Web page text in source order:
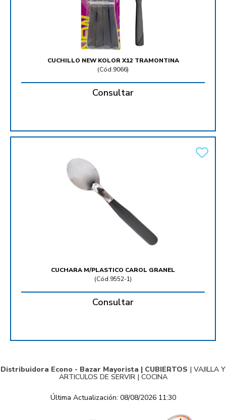
CUCHILLO NEW KOLOR X12 TRAMONTINA
(Cód.9066)
Consultar
CUCHARA M/PLASTICO CAROL GRANEL
(Cód.9552-1)
Consultar
Distribuidora Econo - Bazar Mayorista | CUBIERTOS | VAJILLA Y
ARTICULOS DE SERVIR| COCINA
Última Actualización: 08/08/2026 11:30